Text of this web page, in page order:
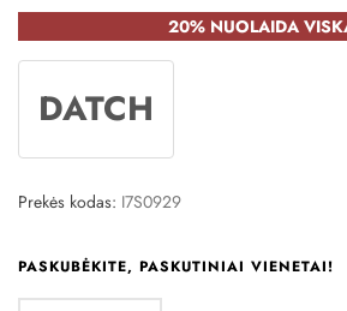
20% NUOLAIDA
DATCH
Prekės kodas: I7S0929
PASKUBĖKITE, PASKUTINIAI VIENETAI!